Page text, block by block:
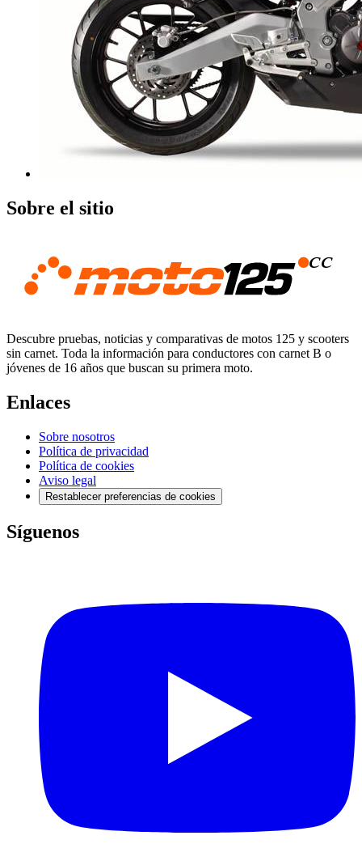
Sobre el sitio
Descubre pruebas, noticias y comparativas de motos 125 y scooters
sin carnet. Toda la información para conductores con carnet B o
jóvenes de 16 años que buscan su primera moto.
Enlaces
Sobre nosotros
Política de privacidad
Política de cookies
Aviso legal
Restablecer preferencias de cookies
Síguenos